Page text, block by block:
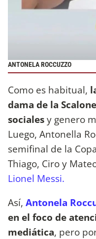
ANTONELA ROCCUZZO
Como es habitual,
dama de la
socialesy genero
Luego, Antonella
semifinal de la
Thiago, Ciro y
Lionel Messi.
Así, Antonela
en el foco de
mediática, pero